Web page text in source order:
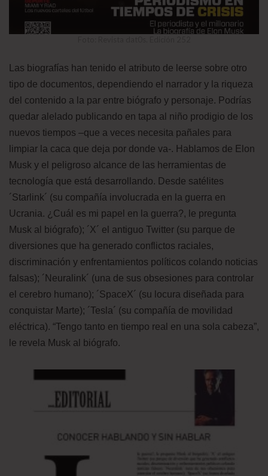
Las biografías han tenido el atributo de leerse sobre otro
tipo de documentos, dependiendo el narrador y la riqueza
del contenido a la par entre biógrafo y personaje. Podrías
quedar alelado publicando en tapa al niño prodigio de los
nuevos tiempos –que a veces necesita pañales para
limpiar la caca que deja por donde va-. Hablamos de Elon
Musk y el peligroso alcance de las herramientas de
tecnología que está desarrollando. Desde satélites
´Starlink´ (su compañía involucrada en la guerra en
Ucrania. ¿Cuál es mi papel en la guerra?, le pregunta
Musk al biógrafo); ´X´ el antiguo Twitter (su parque de
diversiones que ha generado conflictos raciales,
discriminación y enfrentamientos políticos colando noticias
falsas); ´Neuralink´ (una de sus obsesiones para controlar
el cerebro humano); ´SpaceX´ (su locura diseñada para
conquistar Marte); ´Tesla´ (su compañía de movilidad
eléctrica). “Tengo tanto en tiempo real en una sola cabeza”,
le revela Musk al biógrafo.